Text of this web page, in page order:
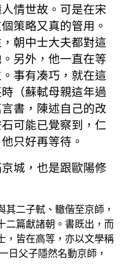
情世故。可是在宋
策略又真的管用。
朝中士大夫都對這
另外，他一直在等
事有凑巧，就在這
（蘇軾母親這年過
書，陳述自己的改
可能已覺察到，仁
只好再等待。
城，也是跟歐陽修
其二子軾、轍偕至京師，
二篇獻諸朝。書既出，而
，皆在高等，亦以文學稱
日父子隱然名動京師，